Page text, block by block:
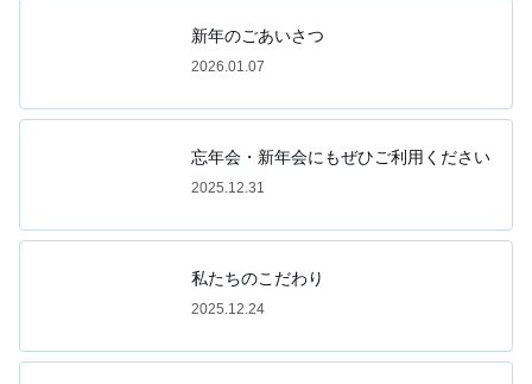
新年のごあいさつ
2026.01.07
忘年会・新年会にもぜひご利用ください
2025.12.31
私たちのこだわり
2025.12.24